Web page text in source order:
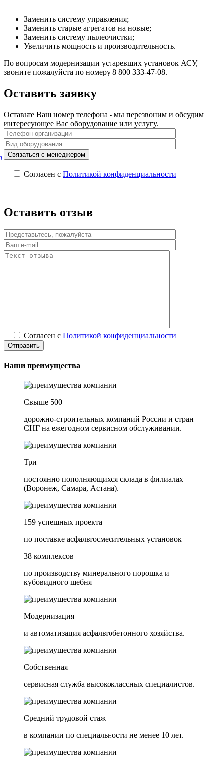
Заменить систему управления;
Заменить старые агрегатов на новые;
Заменить систему пылеочистки;
Увеличить мощность и производительность.
По вопросам модернизации устаревших установок АСУ,
звоните пожалуйста по номеру 8 800 ЗЗЗ-47-08.
Оставить заявку
Оставьте Ваш номер телефона - мы перезвоним и обсудим
интересующее Вас оборудование или услугу.
Согласен с Политикой конфиденциальности
Оставить отзыв
Согласен с Политикой конфиденциальности
Наши преимущества
Свыше 500
дорожно-строительных компаний России и стран
СНГ на ежегодном сервисном обслуживании.
Три
постоянно пополняющихся склада в филиалах
(Воронеж, Самара, Астана).
159 успешных проекта
по поставке асфальтосмесительных установок
38 комплексов
по производству минерального порошка и
кубовидного щебня
Модернизация
и автоматизация асфальтобетонного хозяйства.
Собственная
сервисная служба высококлассных специалистов.
Средний трудовой стаж
в компании по специальности не менее 10 лет.